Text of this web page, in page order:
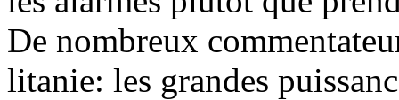
De nombreux
litanie: les grandes